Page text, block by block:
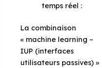
temps réel :
La combinaison
« machine learning –
IUP (interfaces
utilisateurs passives) »